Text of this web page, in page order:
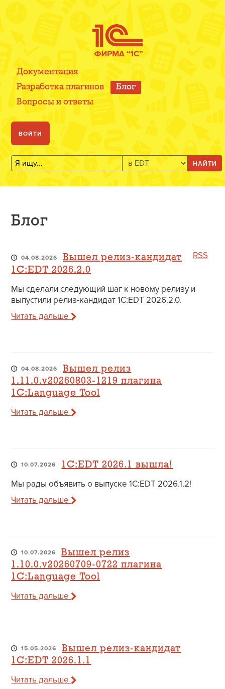
Документация
Разработка плагинов
Блог
Вопросы и ответы
ВОЙТИ
НАЙТИ
Блог
RSS
04.08.2026
Вышел релиз-кандидат
1C:EDT 2026.2.0
Мы сделали следующий шаг к новому релизу и
выпустили релиз-кандидат 1C:EDT 2026.2.0.
Читать дальше
04.08.2026
Вышел релиз
1.11.0.v20260803-1219 плагина
1C:Language Tool
Читать дальше
10.07.2026 1C:EDT 2026.1 вышла!
Мы рады объявить о выпуске 1C:EDT 2026.1.2!
Читать дальше
10.07.2026
Вышел релиз
1.10.0.v20260709-0722 плагина
1C:Language Tool
Читать дальше
15.05.2026
Вышел релиз-кандидат
1C:EDT 2026.1.1
Читать дальше